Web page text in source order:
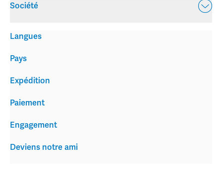
Société
Expédition
Paiement
Engagement
Deviens notre ami
Langues
Pays